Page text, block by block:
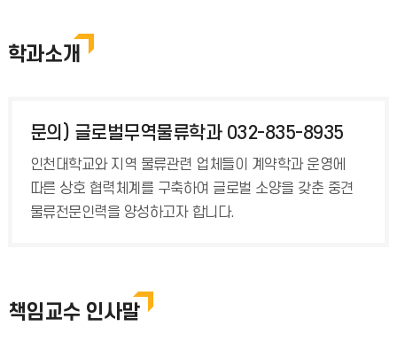
학과소개
문의) 글로벌무역물류학과 032-835-8935
인천대학교와 지역 물류관련 업체들이 계약학과 운영에
따른 상호 협력체계를 구축하여 글로벌 소양을 갖춘 중견
물류전문인력을 양성하고자 합니다.
책임교수 인사말